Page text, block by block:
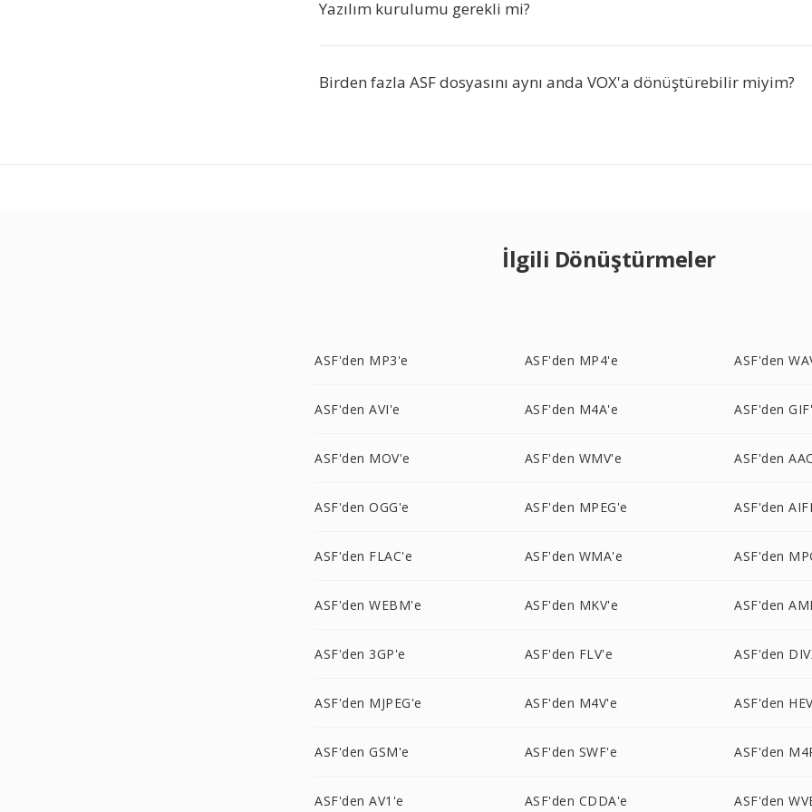
Yazılım kurulumu gerekli mi?
Birden fazla ASF dosyasını aynı anda VOX'a dönüştürebilir miyim?
İlgili Dönüştürmeler
ASF'den MP3'e ASF'den MP4'e ASF'den
ASF'den AVI'e ASF'den M4A'e ASF'den
ASF'den MOV'e ASF'den WMV'e ASF'den
ASF'den OGG'e ASF'den MPEG'e ASF'den
ASF'den FLAC'e ASF'den WMA'e ASF'den
ASF'den WEBM'e ASF'den MKV'e ASF'den
ASF'den 3GP'e ASF'den FLV'e ASF'den
ASF'den MJPEG'e ASF'den M4V'e ASF'den
ASF'den GSM'e ASF'den SWF'e ASF'den
ASF'den AV1'e ASF'den CDDA'e ASF'den